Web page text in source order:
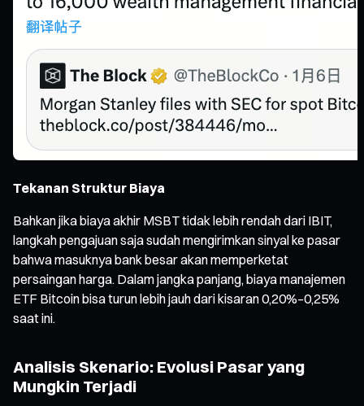
Tekanan Struktur Biaya
Bahkan jika biaya akhir MSBT tidak lebih rendah dari IBIT,
langkah pengajuan saja sudah mengirimkan sinyal ke pasar
bahwa masuknya bank besar akan memperketat
persaingan harga. Dalam jangka panjang, biaya manajemen
ETF Bitcoin bisa turun lebih jauh dari kisaran 0,20%–0,25%
saat ini.
Analisis Skenario: Evolusi Pasar yang
Mungkin Terjadi